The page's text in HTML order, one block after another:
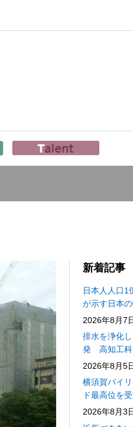
新着記事
日本人人口
が示す日本
2026年8月7
排水を浄化
発 高知工科
2026年8月5
横須賀バイ
ド最高位を
2026年8月3